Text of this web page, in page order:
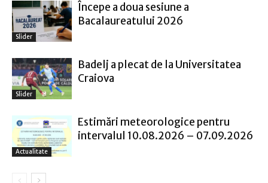
Slider
Începe a doua sesiune a
Bacalaureatului 2026
Slider
Badelj a plecat de la Universitatea
Craiova
Actualitate
Estimări meteorologice pentru
intervalul 10.08.2026 – 07.09.2026